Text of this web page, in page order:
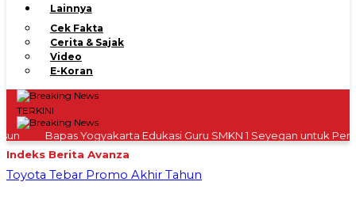
Lainnya
Cek Fakta
Cerita & Sajak
Video
E-Koran
TERKINI
Bapas Yogyakarta Edukasi Guru SMKN 1 Seyegan untuk
Indeks Berita Avanza
Toyota Tebar Promo Akhir Tahun